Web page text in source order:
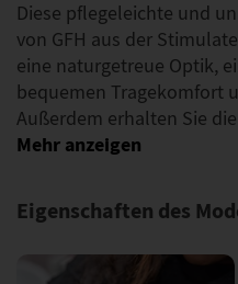
Diese pflegeleichte und
von GFH aus der
eine naturgetreue Optik,
bequemen Tragekomfort
Außerdem erhalten Sie
Eigenschaften des